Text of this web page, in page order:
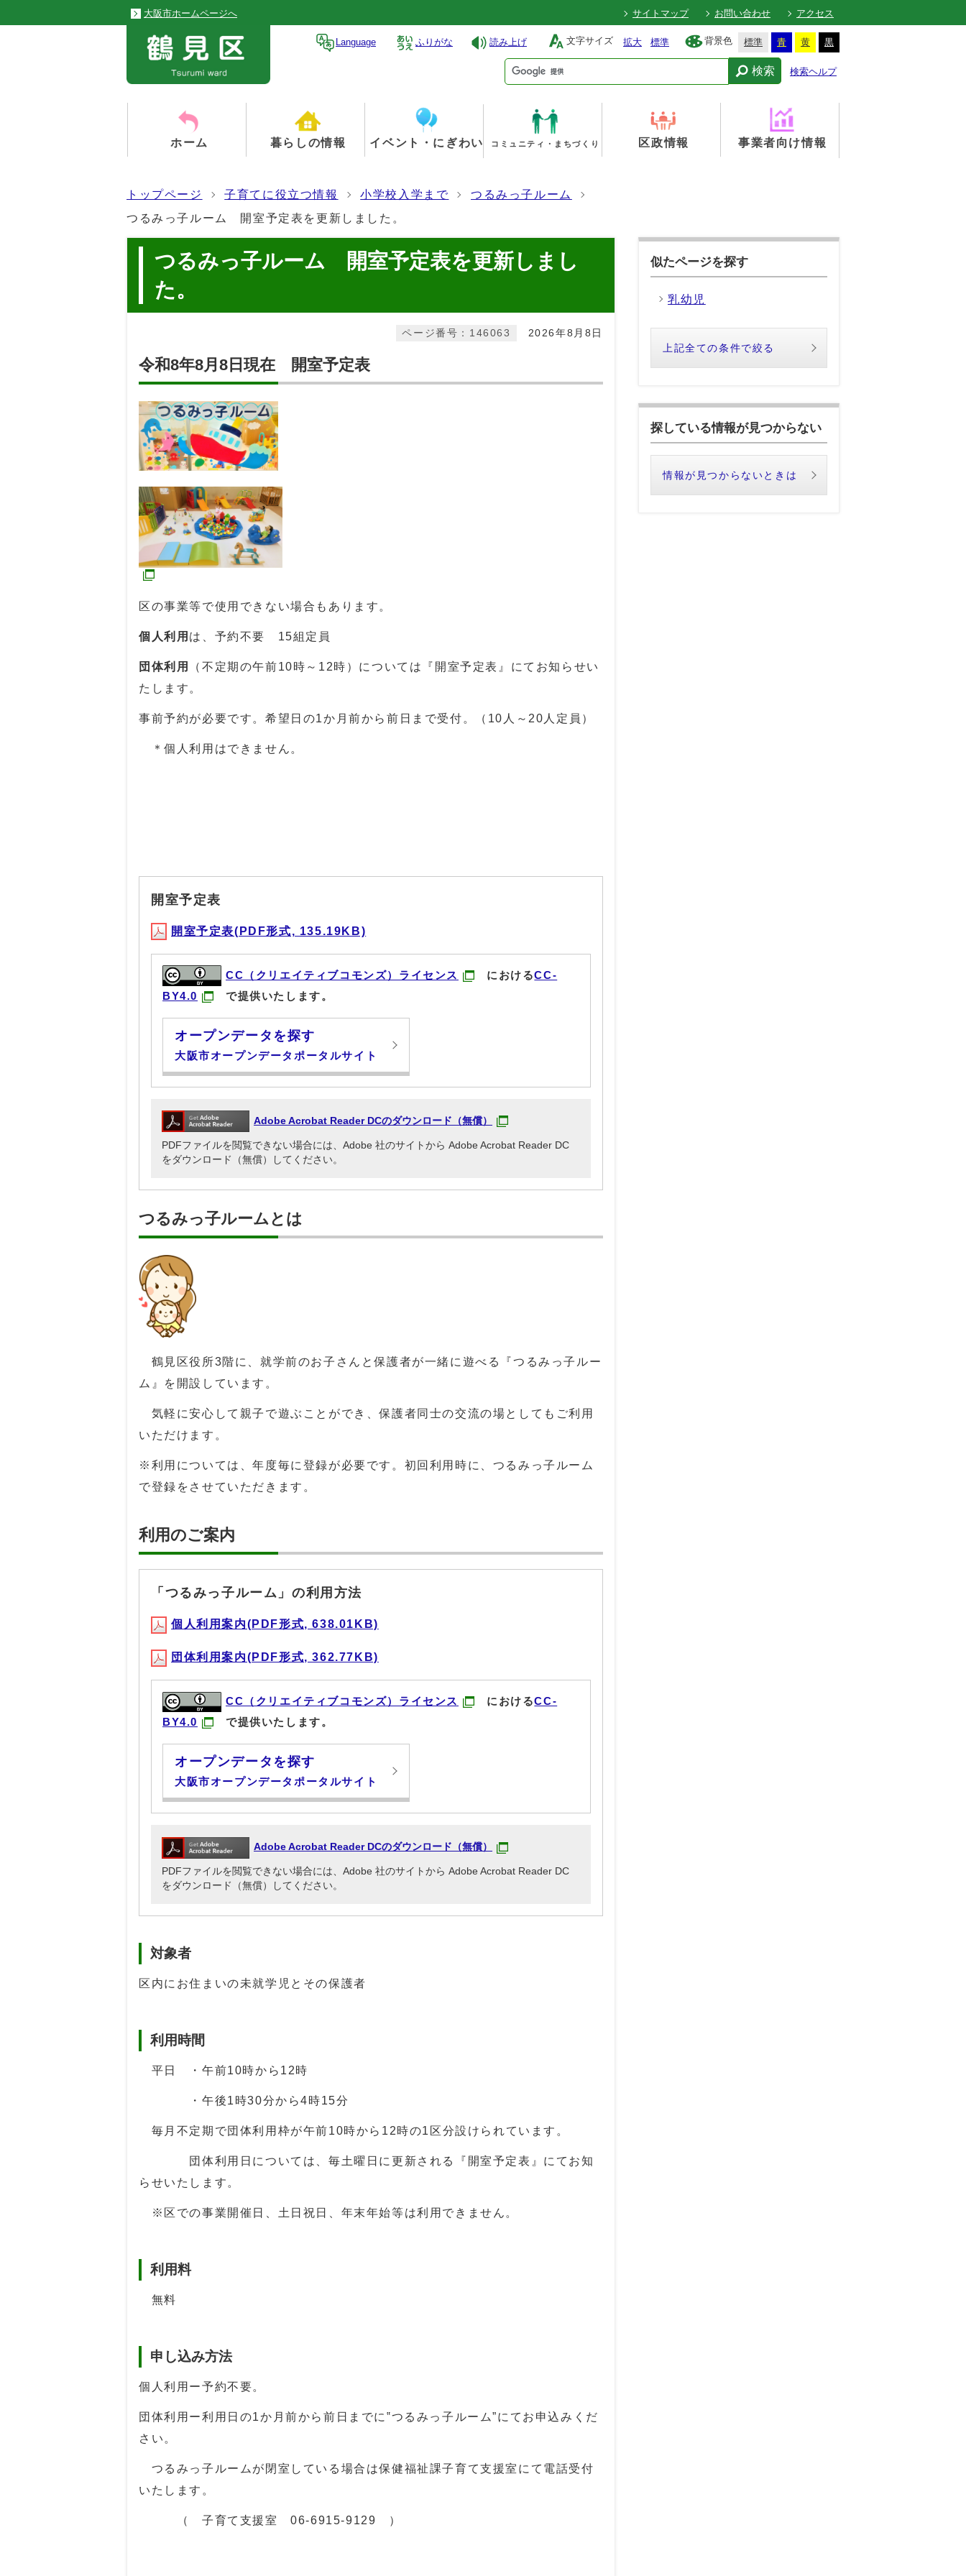
大阪市ホームページへ サイトマップ お問い合わせ アクセス
Language ふりがな 読み上げ 文字サイズ 拡大 標準 背景色 標準 青 黄 黒
検索 検索ヘルプ
ホーム 暮らしの情報 イベント・にぎわい コミュニティ・まちづくり 区政情報 事業者向け情報
トップページ 子育てに役立つ情報 小学校入学まで
つるみっ子ルーム
つるみっ子ルーム 開室予定表を更新しました。
つるみっ子ルーム 開室予定表を更新しまし
た。
2026年8月8日
ページ番号：146063
令和8年8月8日現在 開室予定表
区の事業等で使用できない場合もあります。
個人利用 は、予約不要 15組定員
団体利用
（不定期の午前10時～12時）については『開室予定表』にてお知らせい
たします。
事前予約が必要です。希望日の1か月前から前日まで受付。（10人～20人定員）
＊個人利用はできません。
開室予定表
開室予定表(PDF形式, 135.19KB)
CC（クリエイティブコモンズ）ライセンス におけるCC-
BY4.0
で提供いたします。
オープンデータを探す
大阪市オープンデータポータルサイト
Adobe Acrobat Reader DCのダウンロード（無償）
PDFファイルを閲覧できない場合には、Adobe 社のサイトから Adobe Acrobat Reader DC
をダウンロード（無償）してください。
つるみっ子ルームとは
鶴見区役所3階に、就学前のお子さんと保護者が一緒に遊べる『つるみっ子ルー
ム』を開設しています。
気軽に安心して親子で遊ぶことができ、保護者同士の交流の場としてもご利用
いただけます。
※利用については、年度毎に登録が必要です。初回利用時に、つるみっ子ルーム
で登録をさせていただきます。
利用のご案内
「つるみっ子ルーム」の利用方法
個人利用案内(PDF形式, 638.01KB)
団体利用案内(PDF形式, 362.77KB)
CC（クリエイティブコモンズ）ライセンス におけるCC-
BY4.0
で提供いたします。
オープンデータを探す
大阪市オープンデータポータルサイト
Adobe Acrobat Reader DCのダウンロード（無償）
PDFファイルを閲覧できない場合には、Adobe 社のサイトから Adobe Acrobat Reader DC
をダウンロード（無償）してください。
対象者
区内にお住まいの未就学児とその保護者
利用時間
平日 ・午前10時から12時
・午後1時30分から4時15分
毎月不定期で団体利用枠が午前10時から12時の1区分設けられています。
団体利用日については、毎土曜日に更新される『開室予定表』にてお知
らせいたします。
※区での事業開催日、土日祝日、年末年始等は利用できません。
利用料
無料
申し込み方法
個人利用ー予約不要。
団体利用ー利用日の1か月前から前日までに‟つるみっ子ルーム”にてお申込みくだ
さい。
つるみっ子ルームが閉室している場合は保健福祉課子育て支援室にて電話受付
いたします。
（ 子育て支援室 06-6915‐9129 ）
似たページを探す
乳幼児
上記全ての条件で絞る
探している情報が見つからない
情報が見つからないときは